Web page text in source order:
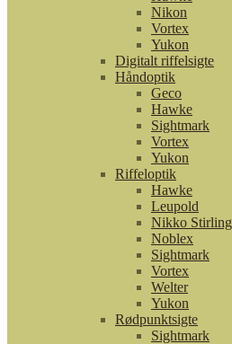
Nikon
Vortex
Yukon
Digitalt riffelsigte
Håndoptik
Geco
Hawke
Sightmark
Vortex
Yukon
Riffeloptik
Hawke
Leupold
Nikko Stirling
Noblex
Sightmark
Vortex
Welter
Yukon
Rødpunktsigte
Sightmark